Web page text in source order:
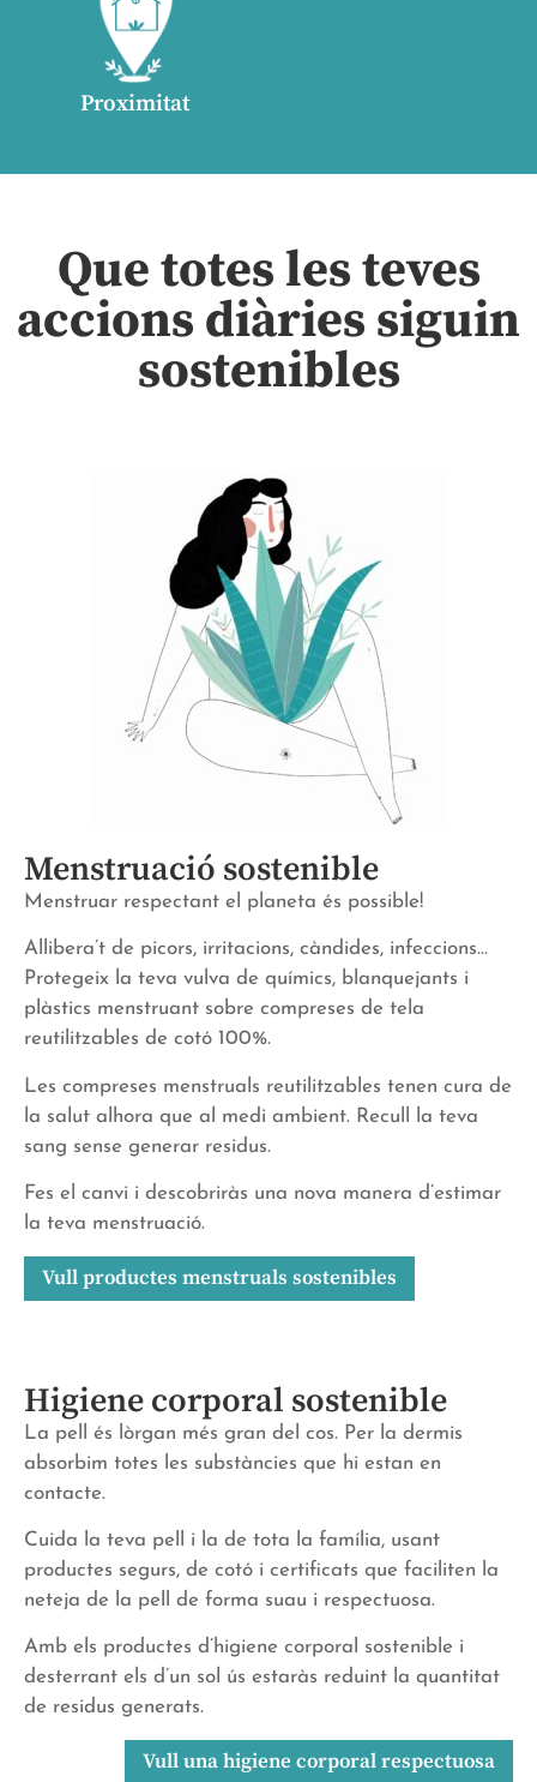
Proximitat
Que totes les teves
accions diàries siguin
sostenibles
Menstruació sostenible
Menstruar respectant el planeta és possible!
Allibera’t de picors, irritacions, càndides, infeccions…
Protegeix la teva vulva de químics, blanquejants i
plàstics menstruant sobre compreses de tela
reutilitzables de cotó 100%.
Les compreses menstruals reutilitzables tenen cura de
la salut alhora que al medi ambient. Recull la teva
sang sense generar residus.
Fes el canvi i descobriràs una nova manera d’estimar
la teva menstruació.
Vull productes menstruals sostenibles
Higiene corporal sostenible
La pell és lòrgan més gran del cos. Per la dermis
absorbim totes les substàncies que hi estan en
contacte.
Cuida la teva pell i la de tota la família, usant
productes segurs, de cotó i certificats que faciliten la
neteja de la pell de forma suau i respectuosa.
Amb els productes d’higiene corporal sostenible i
desterrant els d’un sol ús estaràs reduint la quantitat
de residus generats.
Vull una higiene corporal respectuosa